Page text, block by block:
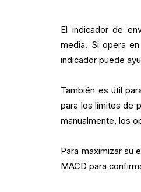
El indicador de
media. Si opera
indicador puede
También es útil
para los límites de
manualmente, los
Para maximizar su
MACD para